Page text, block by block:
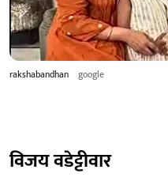
rakshabandhan google
विजय वडेट्टीवार